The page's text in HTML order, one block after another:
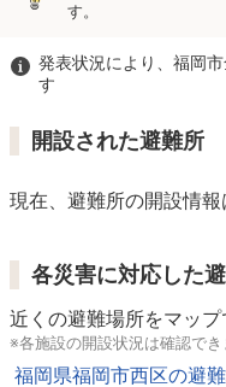
す。
発表状況により、福岡
す
開設された避難所
現在、避難所の開設情
各災害に対応した
近くの避難場所をマッ
※各施設の開設状況は確認でき
福岡県福岡市西区の避